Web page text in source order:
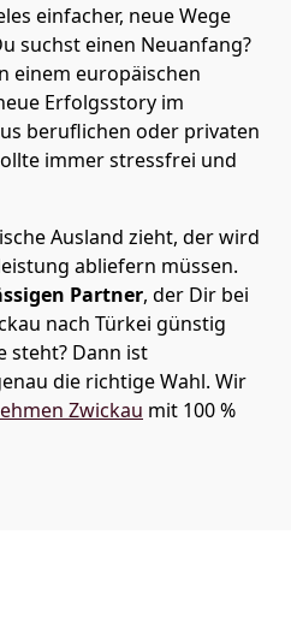
einfacher, neue Wege
suchst einen Neuanfang?
einem europäischen
Erfolgsstory im
beruflichen oder privaten
immer stressfrei und
Ausland zieht, der wird
abliefern müssen.
Partner, der Dir bei
nach Türkei günstig
steht? Dann ist
die richtige Wahl. Wir
Zwickau mit 100 %